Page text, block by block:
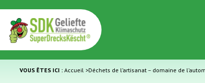
VOUS ÊTES ICI : Accueil >Déchets de l’artisanat – domaine de